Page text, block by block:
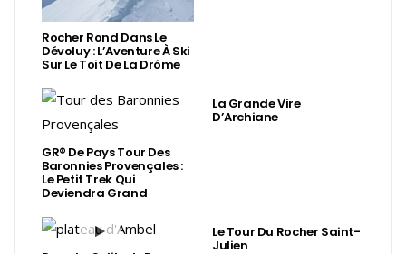
Rocher Rond Dans Le
Dévoluy : L’Aventure À Ski
Sur Le Toit De La Drôme
GR® De Pays Tour Des
Baronnies Provençales :
Le Petit Trek Qui
Deviendra Grand
La Grande Vire
D’Archiane
Le Tour Du Rocher Saint-
Julien